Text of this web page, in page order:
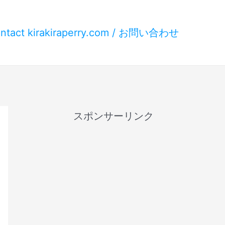
kirakiraperry.com / お問い合わせ
スポンサーリンク